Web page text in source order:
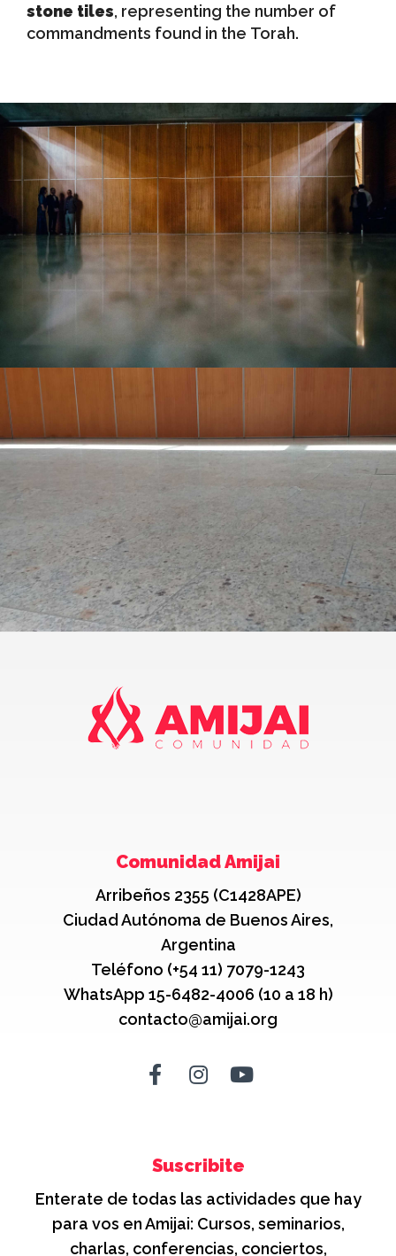
stone tiles, representing the number of
commandments found in the Torah.
Comunidad Amijai
Arribeños 2355 (C1428APE)
Ciudad Autónoma de Buenos Aires,
Argentina
Teléfono (+54 11) 7079-1243
WhatsApp 15-6482-4006 (10 a 18 h)
contacto@amijai.org
Suscribite
Enterate de todas las actividades que hay
para vos en Amijai: Cursos, seminarios,
charlas, conferencias, conciertos,